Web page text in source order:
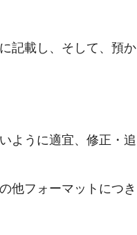
記載し、そして、預か
ように適宜、修正・追
他フォーマットにつき